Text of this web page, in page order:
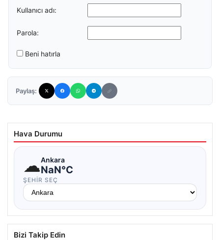
Kullanıcı adı:
Parola:
Beni hatırla
Paylaş:
Hava Durumu
☁Ankara
NaN°C
ŞEHIR SEÇ
Bizi Takip Edin